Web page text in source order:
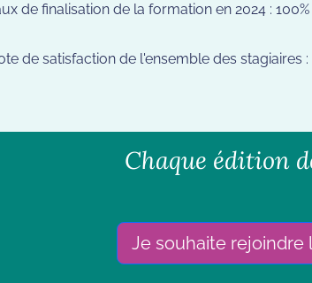
de finalisation de la formation en 2024 : 100%
de satisfaction de l'ensemble des stagiaires
Chaque édition
Je souhaite rejoindre